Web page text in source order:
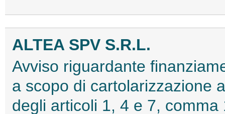
ALTEA SPV S.R.L.
Avviso riguardante
a scopo di cartolarizzazione
degli articoli 1, 4 e 7,